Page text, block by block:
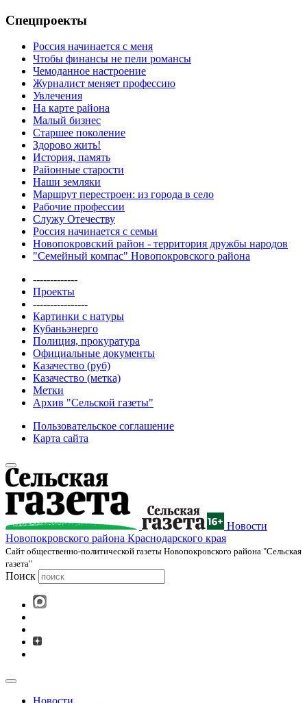
Спецпроекты
Россия начинается с меня
Чтобы финансы не пели романсы
Чемоданное настроение
Журналист меняет профессию
Увлечения
На карте района
Малый бизнес
Старшее поколение
Здорово жить!
История, память
Районные старости
Наши земляки
Маршрут перестроен: из города в село
Рабочие профессии
Служу Отечеству
Россия начинается с семьи
Новопокровский район - территория дружбы народов
"Семейный компас" Новопокровского района
-------------
Проекты
----------------
Картинки с натуры
Кубаньэнерго
Полиция, прокуратура
Официальные документы
Казачество (руб)
Казачество (метка)
Метки
Архив "Сельской газеты"
Пользовательское соглашение
Карта сайта
Новости
Новопокровского района Краснодарского края
Cайт общественно-политической газеты Новопокровского района "Сельская
газета"
Поиск